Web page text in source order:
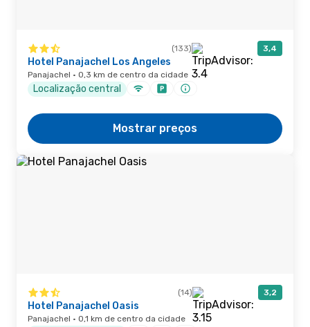
(133) 3,4
Hotel Panajachel Los Angeles
Panajachel · 0,3 km de centro da cidade
Localização central
Mostrar preços
(14) 3,2
Hotel Panajachel Oasis
Panajachel · 0,1 km de centro da cidade